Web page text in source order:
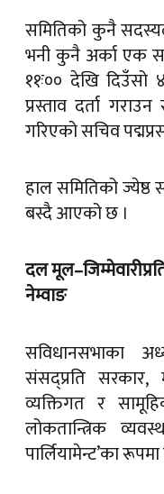
समितिको कुनै
भनी कुनै अर्का एक
११ः०० देखि दिउँसो
प्रस्ताव दर्ता
गरिएको सचिव
हाल समितिको
बस्दै आएको छ ।
दल
नेम्वाङ
सविधानसभाका
संसद्प्रति सरकार,
व्यक्तिगत र
लोकतान्त्रिक
पार्लियामेन्ट’का